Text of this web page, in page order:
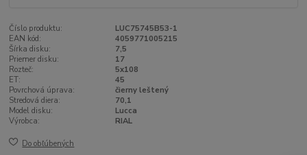
Číslo produktu:
LUC75745B53-1
EAN kód:
4059771005215
Šírka disku:
7,5
Priemer disku:
17
Rozteč:
5x108
ET:
45
Povrchová úprava:
čierny leštený
Stredová diera:
70,1
Model disku:
Lucca
Výrobca:
RIAL
Do obľúbených